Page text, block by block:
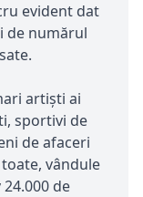
evident dat
de numărul
artiști ai
sportivi de
de afaceri
vândule
de